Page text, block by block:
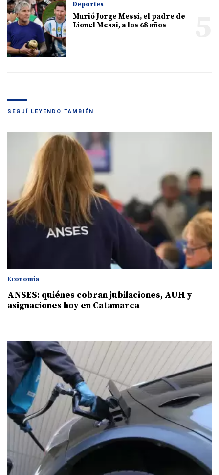
Deportes
Murió Jorge Messi, el padre de
Lionel Messi, a los 68 años
SEGUÍ LEYENDO TAMBIÉN
Economía
ANSES: quiénes cobran jubilaciones, AUH y
asignaciones hoy en Catamarca